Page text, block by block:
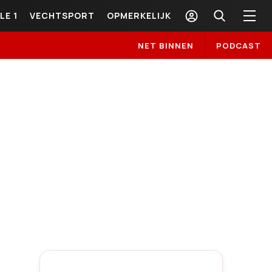
1 VECHTSPORT OPMERKELIJK
NET BINNEN PODCAST